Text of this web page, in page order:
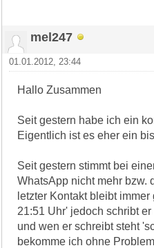
mel247
01.01.2012, 23:44
Hallo Zusammen
Seit gestern habe ich ein
Eigentlich ist es eher ein
Seit gestern stimmt bei
WhatsApp nicht mehr bzw.
letzter Kontakt bleibt
21:51 Uhr' jedoch schribt
und wen er schreibt steht
bekomme ich ohne